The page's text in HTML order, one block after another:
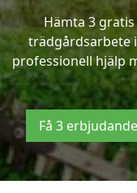
Hämta 3
trädgårdsarbete
professionell hjälp
Få 3